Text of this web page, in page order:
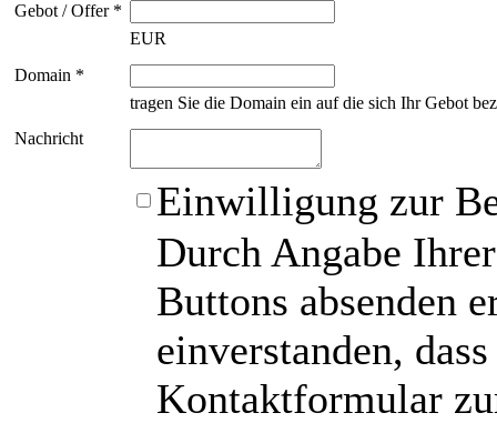
Gebot / Offer *
EUR
Domain *
tragen Sie die Domain ein auf die sich Ihr Gebot
Nachricht
Einwilligung zur
Durch Angabe
Buttons absenden
einverstanden,
Kontaktformular